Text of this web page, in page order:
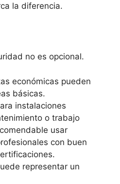
la diferencia.
no es opcional.
económicas pueden
básicas.
instalaciones
o trabajo
usar
con buen
representar un